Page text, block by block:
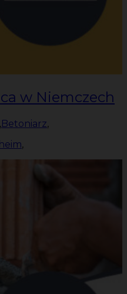
w Niemczech
,Betoniarz,
,